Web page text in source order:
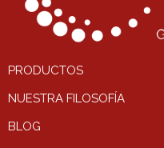
PRODUCTOS
NUESTRA FILOSOFÍA
BLOG